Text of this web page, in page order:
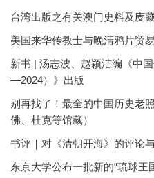
台湾出版之有关澳门史料及庋
美国来华传教士与晚清鸦片贸易
新书 | 汤志波、赵颖洁编《中
—2024）》出版
别再找了！最全的中国历史老
佛、杜克等馆藏）
书评｜对《清朝开海》的评论
东京大学公布一批新的“琉球王